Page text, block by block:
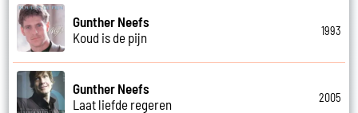
Gunther Neefs
Koud is de pijn
1993
Gunther Neefs
Laat liefde regeren
2005